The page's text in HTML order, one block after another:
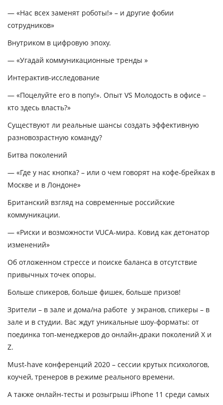
— «Нас всех заменят роботы!» ­– и другие фобии
сотрудников»
Внутриком в цифровую эпоху.
— «Угадай коммуникационные тренды »
Интерактив-исследование
— «Поцелуйте его в попу!». Опыт VS Молодость в офисе –
кто здесь власть?»
Существуют ли реальные шансы создать эффективную
разновозрастную команду?
Битва поколений
— «Где у нас кнопка? – или о чем говорят на кофе-брейках в
Москве и в Лондоне»
Британский взгляд на современные российские
коммуникации.
— «Риски и возможности VUCA-мира. Ковид как детонатор
изменений»
Об отложенном стрессе и поиске баланса в отсутствие
привычных точек опоры.
Больше спикеров, больше фишек, больше призов!
Зрители – в зале и дома/на работе у экранов, спикеры – в
зале и в студии. Вас ждут уникальные шоу-форматы: от
поединка топ-менеджеров до онлайн-драки поколений X и
Z.
Must-have конференций 2020 – сессии крутых психологов,
коучей, тренеров в режиме реального времени.
А также онлайн-тесты и розыгрыш iPhone 11 среди самых